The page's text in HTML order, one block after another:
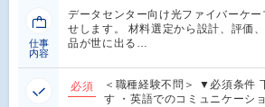
仕事
内容
データセンター向け光ファイバーケ
せします。 材料選定から設計、評価
品が世に出る…
必須
＜職種経験不問＞ ▼必須条件
す ・英語でのコミュニケーシ